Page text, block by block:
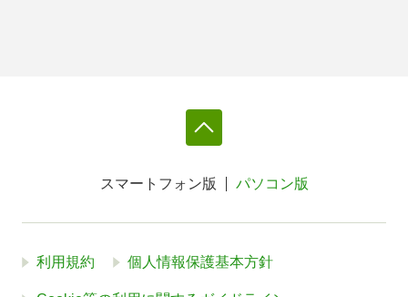
スマートフォン版 パソコン版
利用規約 個人情報保護基本方針